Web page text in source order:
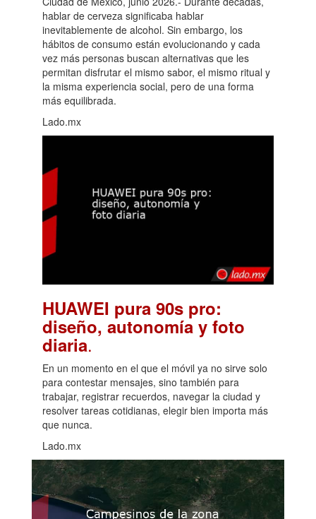
hablar de cerveza significaba hablar
inevitablemente de alcohol. Sin embargo, los
hábitos de consumo están evolucionando y cada
vez más personas buscan alternativas que les
permitan disfrutar el mismo sabor, el mismo ritual y
la misma experiencia social, pero de una forma
más equilibrada.
Lado.mx
HUAWEI pura 90s pro:
diseño, autonomía y foto
diaria.
En un momento en el que el móvil ya no sirve solo
para contestar mensajes, sino también para
trabajar, registrar recuerdos, navegar la ciudad y
resolver tareas cotidianas, elegir bien importa más
que nunca.
Lado.mx